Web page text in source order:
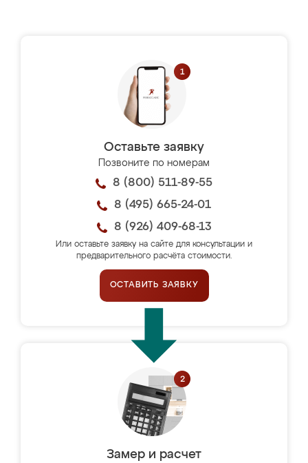
Оставьте заявку
Позвоните по номерам
8 (800) 511-89-55
8 (495) 665-24-01
8 (926) 409-68-13
Или оставьте заявку на сайте для консультации и
предварительного расчёта стоимости.
ОСТАВИТЬ ЗАЯВКУ
Замер и расчет